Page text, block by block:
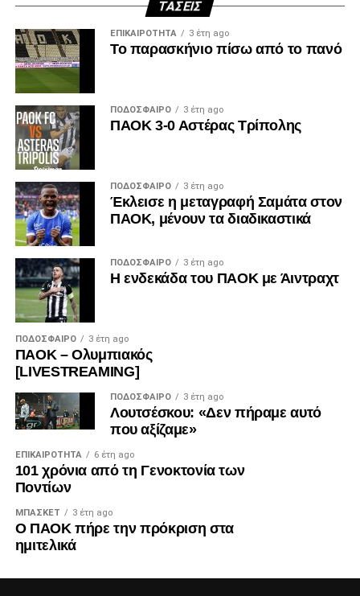
ΤΆΣΕΙΣ
ΕΠΙΚΑΙΡΌΤΗΤΑ 3 έτη ago
Το παρασκήνιο πίσω από το πανό
ΠΟΔΌΣΦΑΙΡΟ 3 έτη ago
ΠΑΟΚ 3-0 Αστέρας Τρίπολης
ΠΟΔΌΣΦΑΙΡΟ 3 έτη ago
Έκλεισε η μεταγραφή Σαμάτα στον
ΠΑΟΚ, μένουν τα διαδικαστικά
ΠΟΔΌΣΦΑΙΡΟ 3 έτη ago
Η ενδεκάδα του ΠΑΟΚ με Άιντραχτ
ΠΟΔΌΣΦΑΙΡΟ 3 έτη ago
ΠΑΟΚ – Ολυμπιακός
[LIVESTREAMING]
ΠΟΔΌΣΦΑΙΡΟ 3 έτη ago
Λουτσέσκου: «Δεν πήραμε αυτό
που αξίζαμε»
ΕΠΙΚΑΙΡΌΤΗΤΑ 6 έτη ago
101 χρόνια από τη Γενοκτονία των
Ποντίων
ΜΠΆΣΚΕΤ 3 έτη ago
Ο ΠΑΟΚ πήρε την πρόκριση στα
ημιτελικά